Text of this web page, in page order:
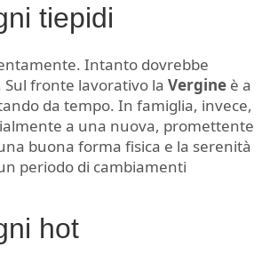
tiepidi
Intanto dovrebbe
fronte lavorativo la Vergine è a
da tempo. In famiglia, invece,
a una nuova, promettente
buona forma fisica e la serenità
periodo di cambiamenti
hot